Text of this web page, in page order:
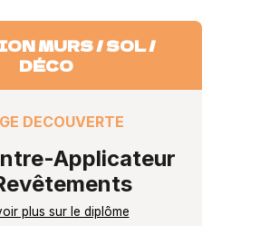
MURS / SOL /
DÉCO
DECOUVERTE
Applicateur
plus sur le diplôme